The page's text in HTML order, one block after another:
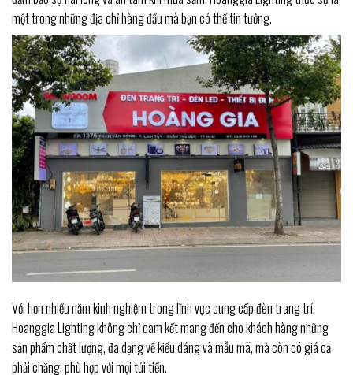
một trong những địa chỉ hàng đầu mà bạn có thể tin tưởng.
Với hơn nhiều năm kinh nghiệm trong lĩnh vực cung cấp đèn trang trí,
Hoanggia Lighting không chỉ cam kết mang đến cho khách hàng những
sản phẩm chất lượng, đa dạng về kiểu dáng và mẫu mã, mà còn có giá cả
phải chăng, phù hợp với mọi túi tiền.